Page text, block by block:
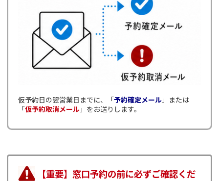
仮予約日の翌営業日までに、「予約確定メール 」または
「仮予約取消メール 」をお送りします。
【重要】窓口予約の前に必ずご確認くだ